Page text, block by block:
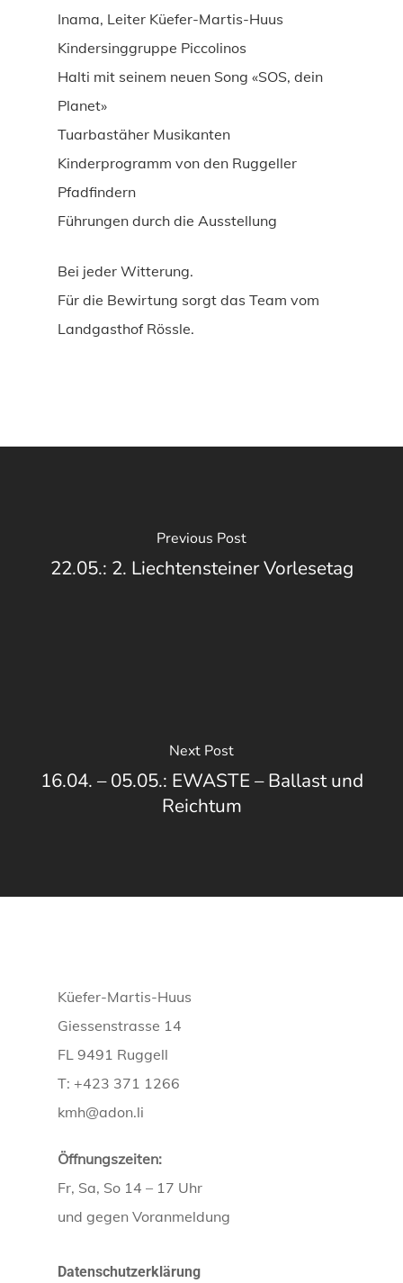
Inama, Leiter Küefer-Martis-Huus
Kindersinggruppe Piccolinos
Halti mit seinem neuen Song «SOS, dein
Planet»
Tuarbastäher Musikanten
Kinderprogramm von den Ruggeller
Pfadfindern
Führungen durch die Ausstellung
Bei jeder Witterung.
Für die Bewirtung sorgt das Team vom
Landgasthof Rössle.
Previous Post
22.05.: 2. Liechtensteiner Vorlesetag
Next Post
16.04. – 05.05.: EWASTE – Ballast und
Reichtum
Küefer-Martis-Huus
Giessenstrasse 14
FL 9491 Ruggell
T: +423 371 1266
kmh@adon.li
Öffnungszeiten:
Fr, Sa, So 14 – 17 Uhr
und gegen Voranmeldung
Datenschutzerklärung